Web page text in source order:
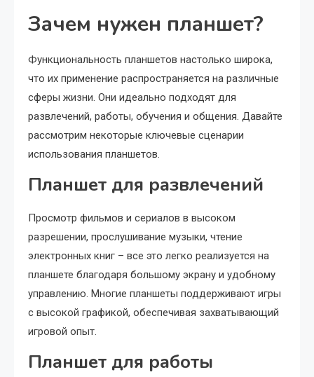
Зачем нужен планшет?
Функциональность планшетов настолько широка,
что их применение распространяется на различные
сферы жизни. Они идеально подходят для
развлечений, работы, обучения и общения. Давайте
рассмотрим некоторые ключевые сценарии
использования планшетов.
Планшет для развлечений
Просмотр фильмов и сериалов в высоком
разрешении, прослушивание музыки, чтение
электронных книг – все это легко реализуется на
планшете благодаря большому экрану и удобному
управлению. Многие планшеты поддерживают игры
с высокой графикой, обеспечивая захватывающий
игровой опыт.
Планшет для работы